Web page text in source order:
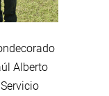
Alberto